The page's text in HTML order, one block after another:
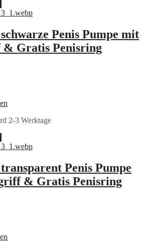
Penis Pumpe mit
Gratis Penisring
2-3 Werktage
Penis Pumpe
& Gratis Penisring